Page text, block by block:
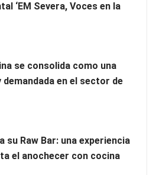
la importancia de revisar manchas
revisar la
‘EM Severa, Voces en la
se consolida como una
demandada en el sector de
su Raw Bar: una experiencia
el anochecer con cocina